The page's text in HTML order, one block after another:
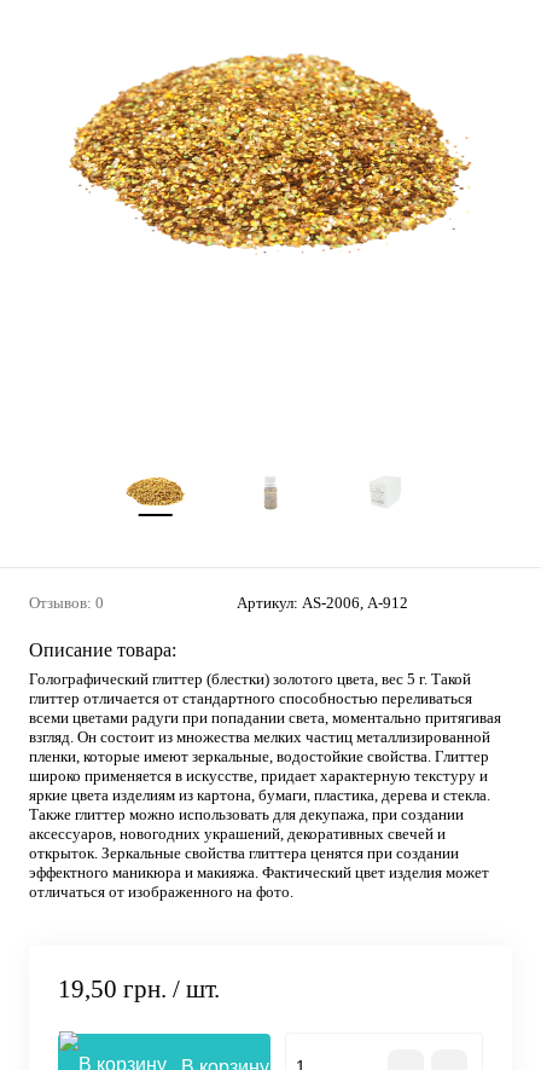
Отзывов: 0 Артикул: AS-2006, А-912
Описание товара:
Голографический глиттер (блестки) золотого цвета, вес 5 г. Такой
глиттер отличается от стандартного способностью переливаться
всеми цветами радуги при попадании света, моментально притягивая
взгляд. Он состоит из множества мелких частиц металлизированной
пленки, которые имеют зеркальные, водостойкие свойства. Глиттер
широко применяется в искусстве, придает характерную текстуру и
яркие цвета изделиям из картона, бумаги, пластика, дерева и стекла.
Также глиттер можно использовать для декупажа, при создании
аксессуаров, новогодних украшений, декоративных свечей и
открыток. Зеркальные свойства глиттера ценятся при создании
эффектного маникюра и макияжа. Фактический цвет изделия может
отличаться от изображенного на фото.
19,50 грн. / шт.